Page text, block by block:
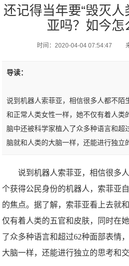
还记得当年要“毁灭
亚吗？如今怎
时间：2020-04-04 07:54:47
导读：
说到机器人索菲亚，相信很多人都不陌
和正常人类女性一样，她不仅有着人类
脑中还被科学家植入了众多种语言和超
脑就和人类的大脑一样，还能进行独立
说到机器人索菲亚，相信很多
个获得公民身份的机器人，索菲亚
的焦点。据了解，索菲亚看上去就
仅有着人类的五官和皮肤，同时在
了众多种语言和超过62种面部表情
大脑一样，还能进行独立的思考和交